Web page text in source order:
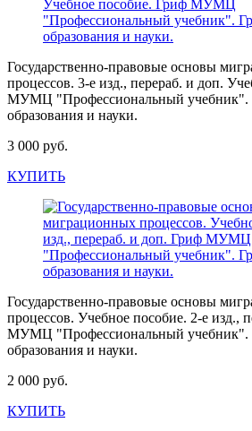
Государственно-правовые основы
процессов. 3-е изд., перераб. и доп.
МУМЦ "Профессиональный
образования и науки.
3 000 руб.
КУПИТЬ
Государственно-правовые основы
процессов. Учебное пособие. 2-е изд.,
МУМЦ "Профессиональный
образования и науки.
2 000 руб.
КУПИТЬ